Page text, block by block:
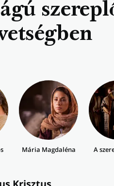
Mária Magdaléna A